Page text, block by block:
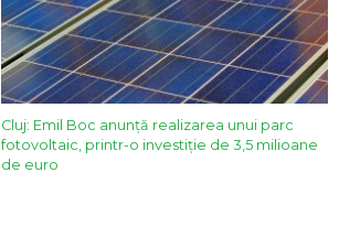
Cluj: Emil Boc anunță realizarea unui parc
fotovoltaic, printr-o investiție de 3,5 milioane
de euro